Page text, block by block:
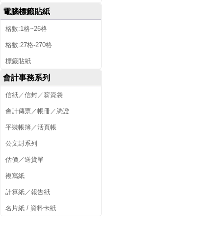
電腦標籤貼紙
格數:1格~26格
格數:27格-270格
標籤貼紙
會計事務系列
信紙／信封／薪資袋
會計傳票／帳冊／憑證
平裝帳簿／活頁帳
公文封系列
估價／送貨單
複寫紙
計算紙／報告紙
名片紙 / 資料卡紙